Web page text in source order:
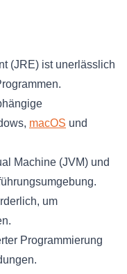
(JRE) ist unerlässlich
macOS und
Machine (JVM) und
um
Programmierung